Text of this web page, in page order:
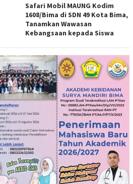
Safari Mobil MAUNG Kodim
1608/Bima di SDN 49 Kota Bima,
Tanamkan Wawasan
Kebangsaan kepada Siswa